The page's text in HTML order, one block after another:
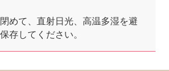
めて、直射日光、高温多湿を避
存してください。